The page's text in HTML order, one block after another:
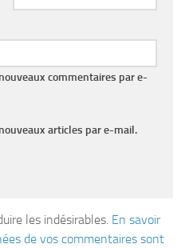
commentaires par e-
articles par e-mail.
les indésirables. En savoir
de vos commentaires sont